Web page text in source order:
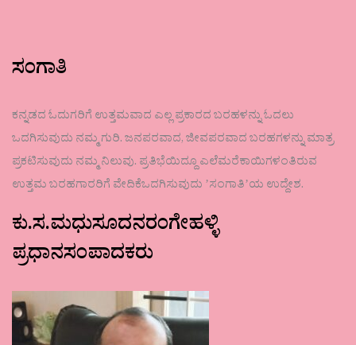
ಸಂಗಾತಿ
ಕನ್ನಡದ ಓದುಗರಿಗೆ ಉತ್ತಮವಾದ ಎಲ್ಲ ಪ್ರಕಾರದ ಬರಹಳನ್ನು ಓದಲು
ಒದಗಿಸುವುದು ನಮ್ಮ ಗುರಿ. ಜನಪರವಾದ, ಜೀವಪರವಾದ ಬರಹಗಳನ್ನು ಮಾತ್ರ
ಪ್ರಕಟಿಸುವುದು ನಮ್ಮ ನಿಲುವು. ಪ್ರತಿಭೆಯಿದ್ದೂ ಎಲೆಮರೆಕಾಯಿಗಳಂತಿರುವ
ಉತ್ತಮ ಬರಹಗಾರರಿಗೆ ವೇದಿಕೆಒದಗಿಸುವುದು ʼಸಂಗಾತಿʼಯ ಉದ್ದೇಶ.
ಕು.ಸ.ಮಧುಸೂದನರಂಗೇಹಳ್ಳಿ
ಪ್ರಧಾನಸಂಪಾದಕರು